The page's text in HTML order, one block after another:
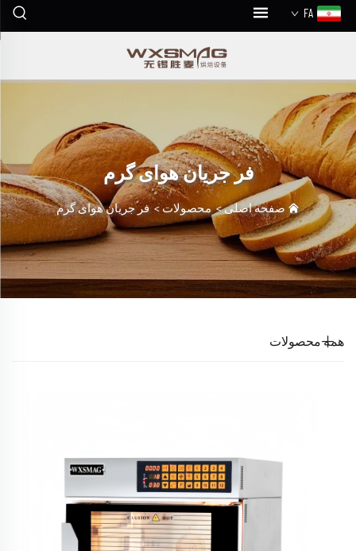
FA
فر جریان هوای گرم
صفحه اصلی>محصولات >فر جریان هوای گرم
همه محصولات